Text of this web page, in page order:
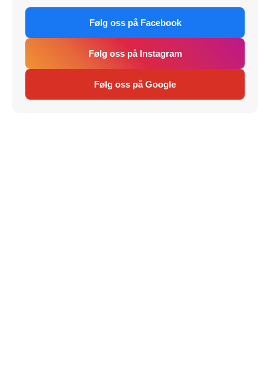
Følg oss på Facebook
Følg oss på Instagram
Følg oss på Google